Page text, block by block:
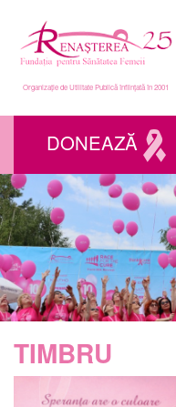
Organizație de Utilitate Publică înființată în 2001
DONEAZĂ
TIMBRU